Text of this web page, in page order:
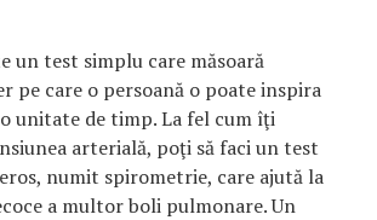
un test simplu care măsoară
pe care o persoană o poate inspira
unitate de timp. La fel cum îţi
arterială, poţi să faci un test
numit spirometrie, care ajută la
a multor boli pulmonare. Un